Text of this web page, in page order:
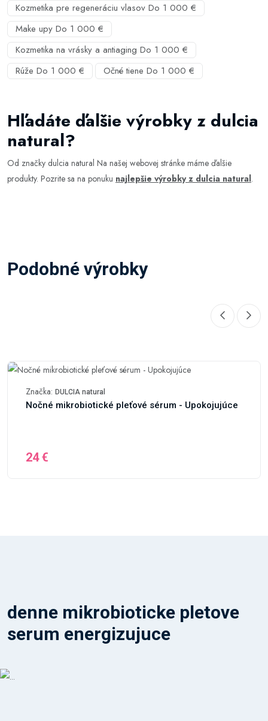
Kozmetika pre regeneráciu vlasov Do 1 000 €
Make upy Do 1 000 €
Kozmetika na vrásky a antiaging Do 1 000 €
Rúže Do 1 000 €
Očné tiene Do 1 000 €
Hľadáte ďalšie výrobky z dulcia
natural?
Od značky dulcia natural Na našej webovej stránke máme ďalšie
produkty. Pozrite sa na ponuku najlepšie výrobky z dulcia natural.
Podobné výrobky
Značka: DULCIA natural
Nočné mikrobiotické pleťové sérum - Upokojujúce
24 €
denne mikrobioticke pletove
serum energizujuce